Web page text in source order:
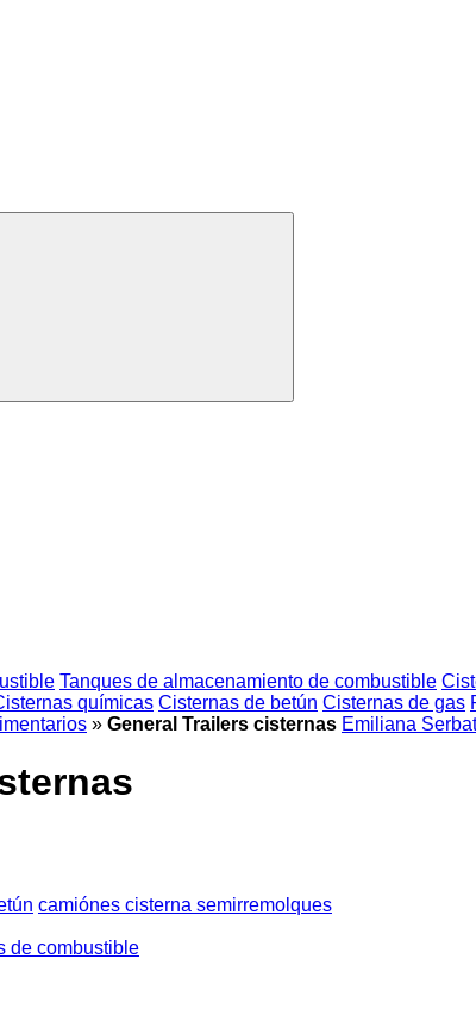
Tanques de almacenamiento de combustible
químicas Cisternas de betún Cisternas de gas
» General Trailers cisternas Emiliana
camiónes cisterna semirremolques
de combustible